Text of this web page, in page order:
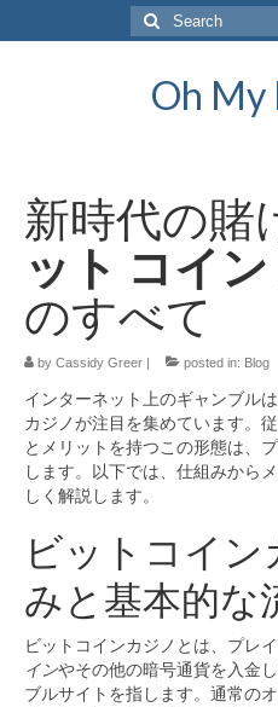
Search
for:
Oh
新時代の賭
ット コイ
のすべて
by Cassidy Greer | posted in: Blog
インターネット上のギャンブルは
カジノが注目を集めています。
とメリットを持つこの形態は、
します。以下では、仕組みから
しく解説します。
ビットコイン
みと基本的な
ビットコインカジノとは、プレ
インやその他の暗号通貨を入金
ブルサイトを指します。通常の